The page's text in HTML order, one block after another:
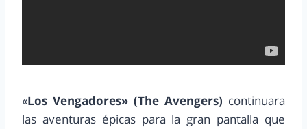
«Los Vengadores» (The Avengers) continuara
las aventuras épicas para la gran pantalla que